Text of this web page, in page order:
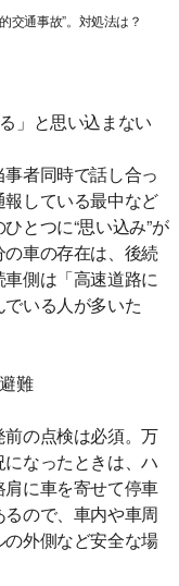
交通事故”。対処法は？
」と思い込まない
者同時で話し合っ
している最中など
とつに“思い込み”が
車の存在は、後続
側は「高速道路に
いる人が多いた
難
の点検は必須。万
なったときは、ハ
に車を寄せて停車
ので、車内や車周
外側など安全な場